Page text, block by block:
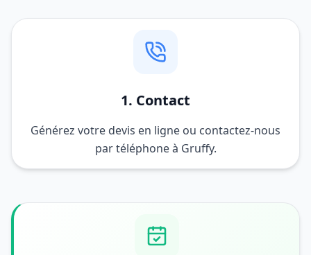
1. Contact
Générez votre devis en ligne ou contactez-nous
par téléphone à Gruffy.